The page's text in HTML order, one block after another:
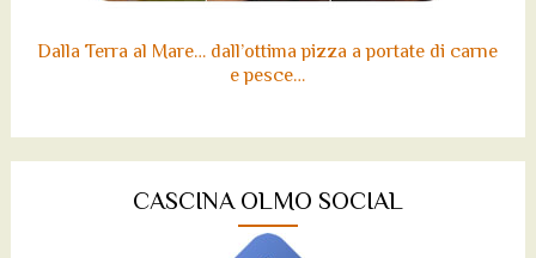
Dalla Terra al Mare… dall’ottima pizza a portate di carne
e pesce…
CASCINA OLMO SOCIAL